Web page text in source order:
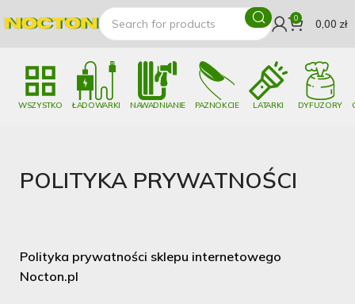
0 0,00 zł
WSZYSTKO ŁADOWARKI NAWADNIANIE PAZNOKCIE LATARKI DYFUZORY
POLITYKA PRYWATNOŚCI
Polityka prywatności sklepu internetowego
Nocton.pl